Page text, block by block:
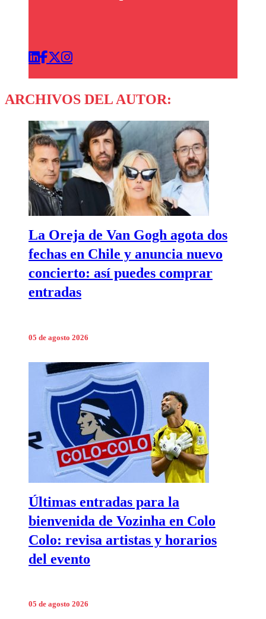
ARCHIVOS DEL AUTOR:
La Oreja de Van Gogh agota dos
fechas en Chile y anuncia nuevo
concierto: así puedes comprar
entradas
05 de agosto 2026
Últimas entradas para la
bienvenida de Vozinha en Colo
Colo: revisa artistas y horarios
del evento
05 de agosto 2026